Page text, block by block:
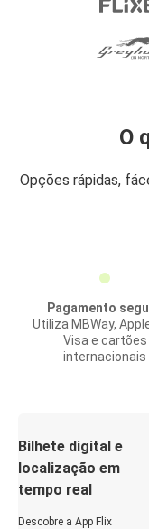
O
Opções rápidas,
Pagamento
Utiliza MBWay,
Visa e cartões
internacionais
Bilhete digital e
localização em
tempo real
Descobre a App Flix